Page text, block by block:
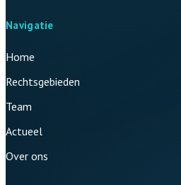
Navigatie
Home
Rechtsgebieden
Team
Actueel
Over ons